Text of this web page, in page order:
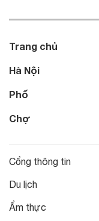
Trang chủ
Hà Nội
Phố
Chợ
Cổng thông tin
Du lịch
Ẩm thực